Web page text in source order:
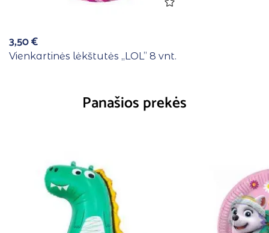
3,50€
Vienkartinės lėkštutės ,,LOL” 8 vnt.
Panašios prekės